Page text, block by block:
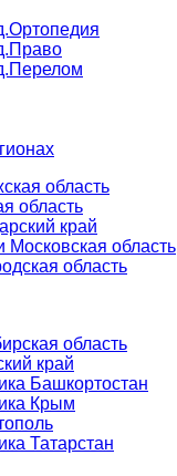
Ортопедия
Право
Перелом
область
область
край
Московская область
область
область
край
Башкортостан
Крым
Татарстан